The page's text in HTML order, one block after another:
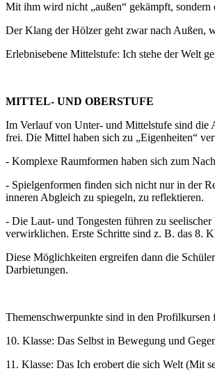
Mit ihm wird nicht „außen“ gekämpft,
Der Klang der Hölzer geht zwar nach Außen,
Erlebnisebene Mittelstufe: Ich stehe der Welt
MITTEL- UND OBERSTUFE
Im Verlauf von Unter- und Mittelstufe sind die
frei. Die Mittel haben sich zu „Eigenheiten“
- Komplexe Raumformen haben sich zum
- Spielgenformen finden sich nicht nur in der
inneren Abgleich zu spiegeln, zu reflektieren.
- Die Laut- und Tongesten führen zu
verwirklichen. Erste Schritte sind z. B. das 8.
Diese Möglichkeiten ergreifen dann die
Darbietungen.
Themenschwerpunkte sind in den Profilkursen
10. Klasse: Das Selbst in Bewegung und
11. Klasse: Das Ich erobert die sich Welt (Mit